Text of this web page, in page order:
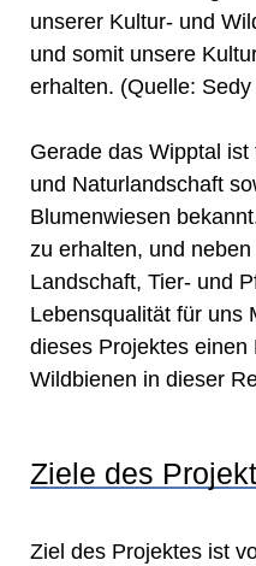
unserer Kultur- und
und somit unsere
erhalten. (Quelle:
Gerade das Wipptal
und Naturlandschaft
Blumenwiesen
zu erhalten, und
Landschaft, Tier- und
Lebensqualität für uns
dieses Projektes
Wildbienen in dieser
Ziele des
Ziel des Projektes ist